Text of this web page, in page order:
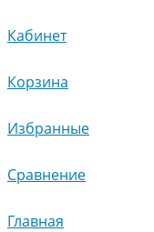
Кабинет
Корзина
Избранные
Сравнение
Главная